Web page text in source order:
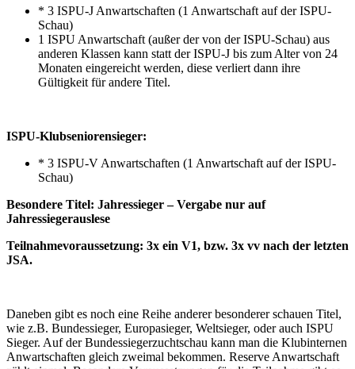
* 3 ISPU-J Anwartschaften (1 Anwartschaft auf der ISPU-
Schau)
1 ISPU Anwartschaft (außer der von der ISPU-Schau) aus
anderen Klassen kann statt der ISPU-J bis zum Alter von 24
Monaten eingereicht werden, diese verliert dann ihre
Gültigkeit für andere Titel.
ISPU-Klubseniorensieger:
* 3 ISPU-V Anwartschaften (1 Anwartschaft auf der ISPU-
Schau)
Besondere Titel: Jahressieger – Vergabe nur auf
Jahressiegerauslese
Teilnahmevoraussetzung: 3x ein V1, bzw. 3x vv nach der letzten
JSA.
Daneben gibt es noch eine Reihe anderer besonderer schauen Titel,
wie z.B. Bundessieger, Europasieger, Weltsieger, oder auch ISPU
Sieger. Auf der Bundessiegerzuchtschau kann man die Klubinternen
Anwartschaften gleich zweimal bekommen. Reserve Anwartschaft